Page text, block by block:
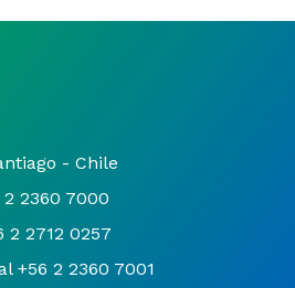
- Chile
2 2360 7000
2 2712 0257
+56 2 2360 7001